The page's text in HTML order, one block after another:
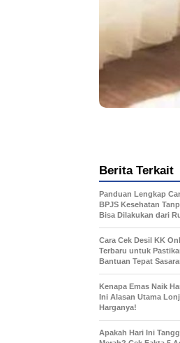
Berita Terkait
Panduan Lengkap
BPJS Kesehatan
Bisa Dilakukan dari
Cara Cek Desil KK
Terbaru untuk
Bantuan Tepat
Kenapa Emas Naik
Ini Alasan Utama
Harganya!
Apakah Hari Ini